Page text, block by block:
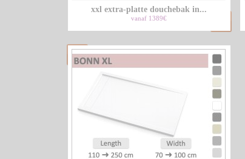
xxl extra-platte douchebak in...
vanaf 1389€